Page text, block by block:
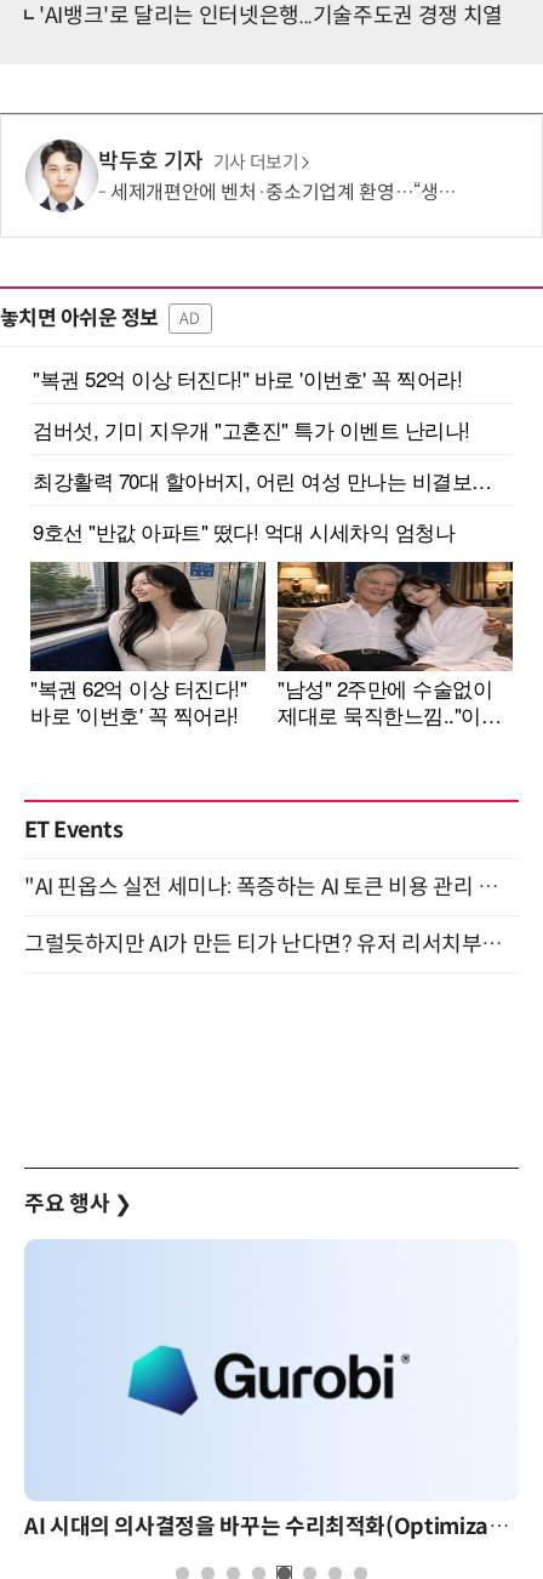
'AI뱅크'로 달리는 인터넷은행...기술주도권 경쟁 치열
박두호 기자 기사 더보기
세제개편안에 벤처·중소기업계 환영…“생태계 성장 기반 확충”
놓치면 아쉬운 정보 AD
ET Events
"AI 핀옵스 실전 세미나: 폭증하는 AI 토큰 비용 관리 전략" 8월 21일 개최
그럴듯하지만 AI가 만든 티가 난다면? 유저 리서치부터 배포까지! (9/15)
주요 행사 ❯
AI 시대의 의사결정을 바꾸는 수리최적화(Optimization): 실제 산업 적용 사례와 활용 전략